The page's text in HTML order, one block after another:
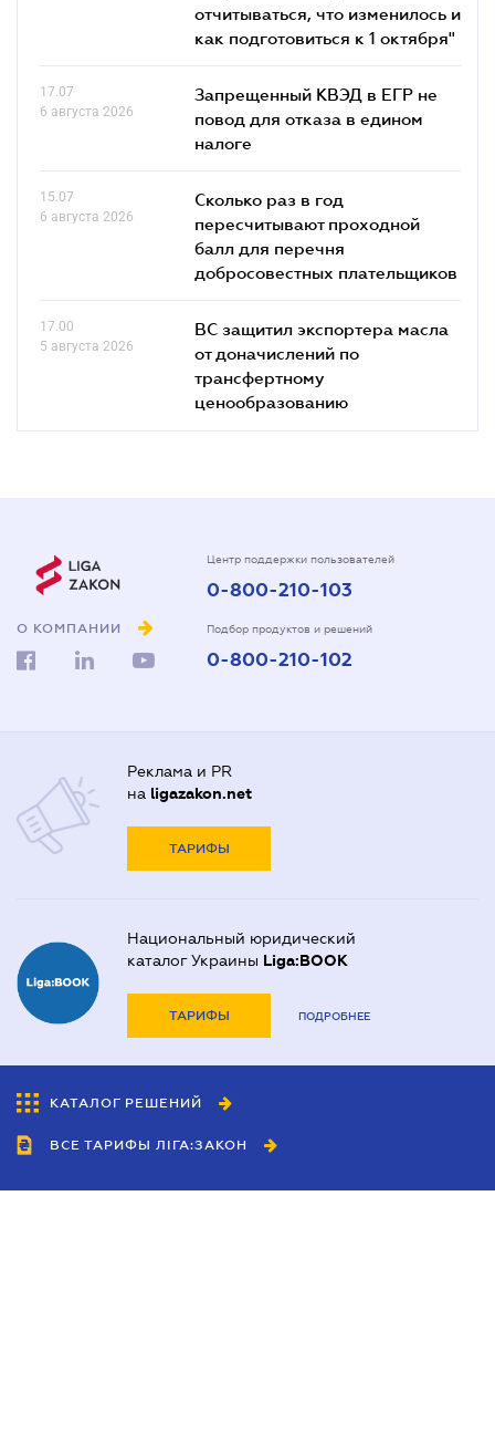
отчитываться, что изменилось и
как подготовиться к 1 октября"
17.07
6 августа 2026
Запрещенный КВЭД в ЕГР не
повод для отказа в едином
налоге
15.07
6 августа 2026
Сколько раз в год
пересчитывают проходной
балл для перечня
добросовестных плательщиков
17.00
5 августа 2026
ВС защитил экспортера масла
от доначислений по
трансфертному
ценообразованию
О КОМПАНИИ
Центр поддержки пользователей
0-800-210-103
Подбор продуктов и решений
0-800-210-102
Реклама и PR
на ligazakon.net
ТАРИФЫ
Национальный юридический
каталог Украины Liga:BOOK
ТАРИФЫ ПОДРОБНЕЕ
КАТАЛОГ РЕШЕНИЙ
ВСЕ ТАРИФЫ ЛІГА:ЗАКОН